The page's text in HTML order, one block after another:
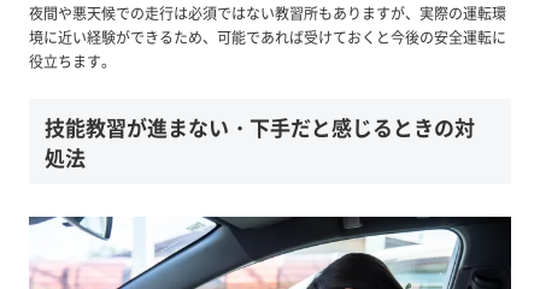
夜間や悪天候での走行は必須ではない教習所もありますが、実際の運転環
境に近い経験ができるため、可能であれば受けておくと今後の安全運転に
役立ちます。
技能教習が進まない・下手だと感じるときの対
処法